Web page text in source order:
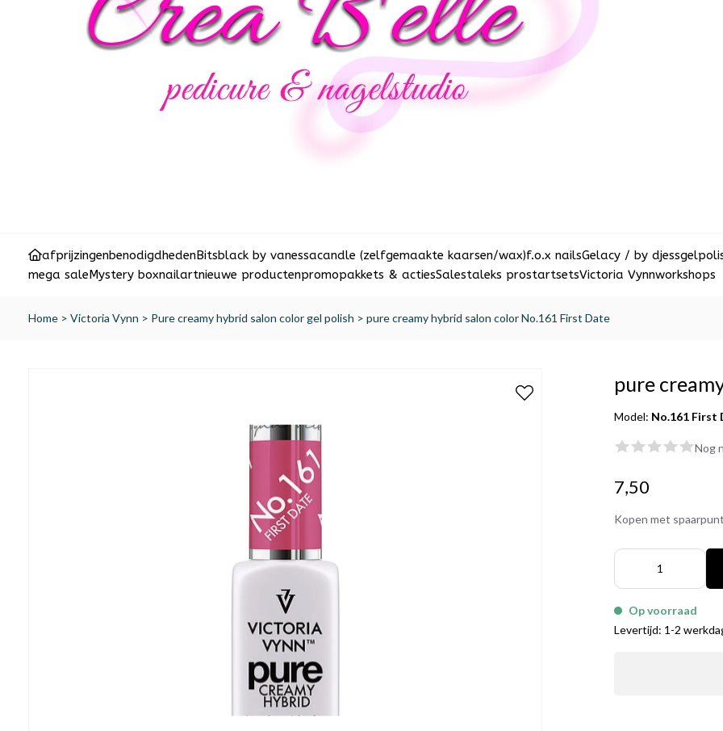
afprijzingenbenodigdhedenBitsblack by vanessacandle (zelfgemaakte kaarsen/wax)f.o.x nailsGelacy / by djess
mega saleMystery boxnailartnieuwe productenpromopakkets & actiesSalestaleks prostartsetsVictoria Vynnworkshops
Home > Victoria Vynn > Pure creamy hybrid salon color gel polish > pure creamy hybrid salon color No.161 First Date
pure
Model: No.161 First
Nog
7,50
Kopen met
Op voorraad
Levertijd: 1-2